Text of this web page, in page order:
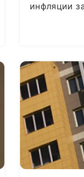
инфляции